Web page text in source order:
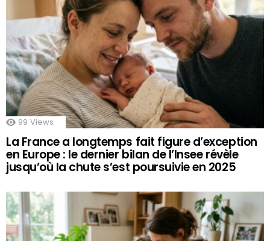
99 Views
La France a longtemps fait figure d’exception
en Europe : le dernier bilan de l’Insee révèle
jusqu’où la chute s’est poursuivie en 2025